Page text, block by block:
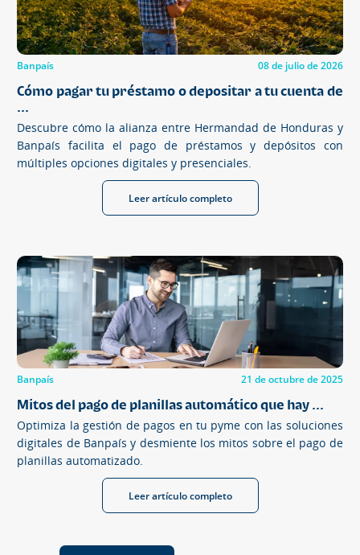
Banpaís 08 de julio de 2026
Cómo pagar tu préstamo o depositar a tu cuenta de
...
Descubre cómo la alianza entre Hermandad de Honduras y
Banpaís facilita el pago de préstamos y depósitos con
múltiples opciones digitales y presenciales.
Leer artículo completo
Banpaís 21 de octubre de 2025
Mitos del pago de planillas automático que hay ...
Optimiza la gestión de pagos en tu pyme con las soluciones
digitales de Banpaís y desmiente los mitos sobre el pago de
planillas automatizado.
Leer artículo completo